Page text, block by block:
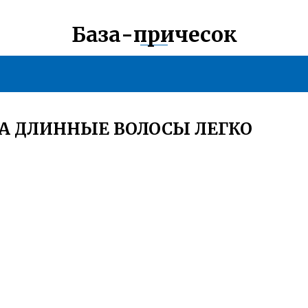
База-причесок
ДЛИННЫЕ ВОЛОСЫ ЛЕГКО